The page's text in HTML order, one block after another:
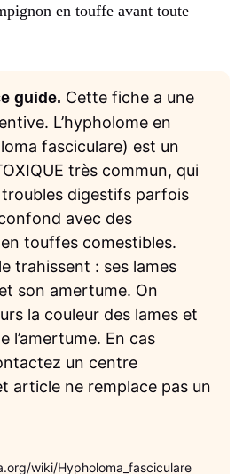
en touffe avant toute
guide. Cette fiche a une
L’hypholome en
fasciculare) est un
très commun, qui
digestifs parfois
avec des
touffes comestibles.
trahissent : ses lames
son amertume. On
la couleur des lames et
l’amertume. En cas
un centre
article ne remplace pas un
wiki/Hypholoma_fasciculare